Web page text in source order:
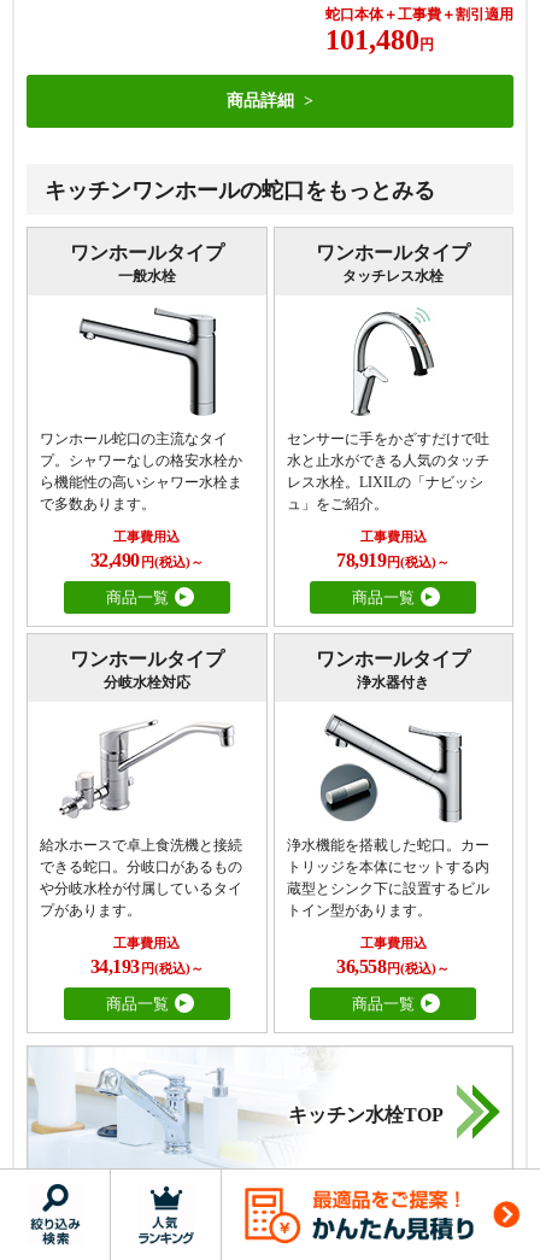
蛇口本体＋工事費＋割引適用
101,480 円
商品詳細
キッチンワンホールの蛇口をもっとみる
ワンホールタイプ
一般水栓
ワンホール蛇口の主流なタイ
プ。シャワーなしの格安水栓か
ら機能性の高いシャワー水栓ま
で多数あります。
工事費用込
32,490円(税込)～
商品一覧
ワンホールタイプ
タッチレス水栓
センサーに手をかざすだけで吐
水と止水ができる人気のタッチ
レス水栓。LIXILの「ナビッシ
ュ」をご紹介。
工事費用込
78,919円(税込)～
商品一覧
ワンホールタイプ
分岐水栓対応
給水ホースで卓上食洗機と接続
できる蛇口。分岐口があるもの
や分岐水栓が付属しているタイ
プがあります。
工事費用込
34,193円(税込)～
商品一覧
ワンホールタイプ
浄水器付き
浄水機能を搭載した蛇口。カー
トリッジを本体にセットする内
蔵型とシンク下に設置するビル
トイン型があります。
工事費用込
36,558円(税込)～
商品一覧
キッチン水栓TOP
蛇口が横長の台(台の中に取付穴が2つあり
蛇口が壁に取付けられているタイプです。
お風呂・浴室のおすすめ蛇口｜価格・交換費用